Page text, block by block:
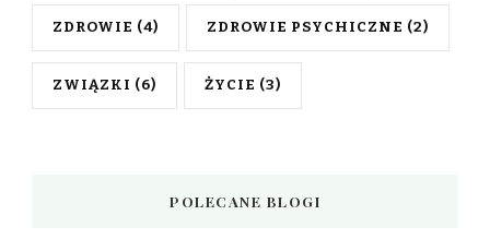
ZDROWIE (4) ZDROWIE PSYCHICZNE (2)
ZWIĄZKI (6) ŻYCIE (3)
POLECANE BLOGI